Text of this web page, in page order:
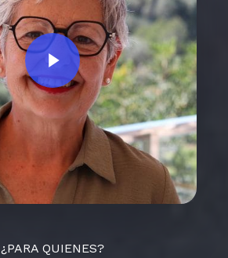
Play Video
¿PARA QUIENES?